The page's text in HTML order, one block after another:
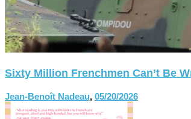
Sixty Million Frenchmen Can’t Be
Jean-Benoît Nadeau, 05/20/2026